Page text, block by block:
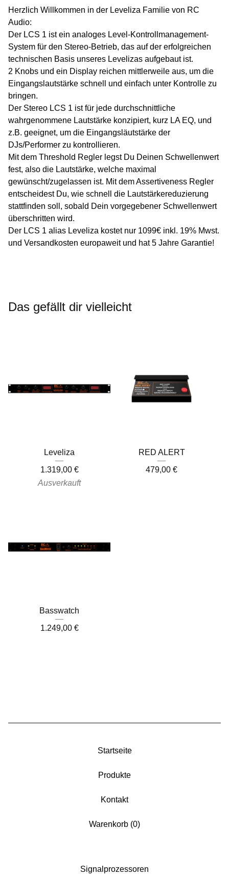
Herzlich Willkommen in der Leveliza Familie von RC
Audio:
Der LCS 1 ist ein analoges Level-Kontrollmanagement-
System für den Stereo-Betrieb, das auf der erfolgreichen
technischen Basis unseres Levelizas aufgebaut ist.
2 Knobs und ein Display reichen mittlerweile aus, um die
Eingangslautstärke schnell und einfach unter Kontrolle zu
bringen.
Der Stereo LCS 1 ist für jede durchschnittliche
wahrgenommene Lautstärke konzipiert, kurz LA EQ, und
z.B. geeignet, um die Eingangsläutstärke der
DJs/Performer zu kontrollieren.
Mit dem Threshold Regler legst Du Deinen Schwellenwert
fest, also die Lautstärke, welche maximal
gewünscht/zugelassen ist. Mit dem Assertiveness Regler
entscheidest Du, wie schnell die Lautstärkereduzierung
stattfinden soll, sobald Dein vorgegebener Schwellenwert
überschritten wird.
Der LCS 1 alias Leveliza kostet nur 1099€ inkl. 19% Mwst.
und Versandkosten europaweit und hat 5 Jahre Garantie!
Das gefällt dir vielleicht
Leveliza
1.319,00 €
Ausverkauft
RED ALERT
479,00 €
Basswatch
1.249,00 €
Startseite
Produkte
Kontakt
Warenkorb (0)
Signalprozessoren